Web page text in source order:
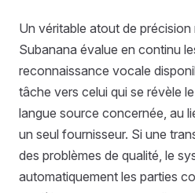
Un véritable atout de
Subanana évalue en continu
reconnaissance vocale
tâche vers celui qui se révèle
langue source concernée, au
un seul fournisseur. Si une
des problèmes de qualité, le
automatiquement les parties